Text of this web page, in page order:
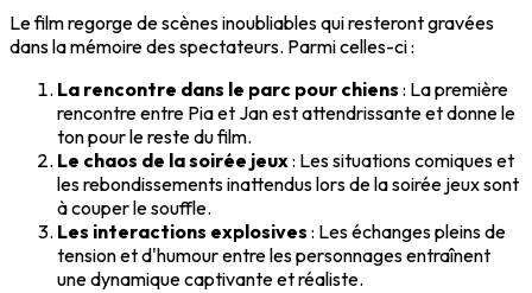
Le film regorge de scènes inoubliables qui resteront gravées
dans la mémoire des spectateurs. Parmi celles-ci :
La rencontre dans le parc pour chiens : La première
rencontre entre Pia et Jan est attendrissante et donne le
ton pour le reste du film.
Le chaos de la soirée jeux: Les situations comiques et
les rebondissements inattendus lors de la soirée jeux sont
à couper le souffle.
Les interactions explosives : Les échanges pleins de
tension et d'humour entre les personnages entraînent
une dynamique captivante et réaliste.